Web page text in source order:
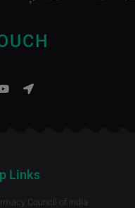
Links
Council of India